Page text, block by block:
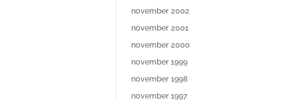
november 2002
november 2001
november 2000
november 1999
november 1998
november 1997